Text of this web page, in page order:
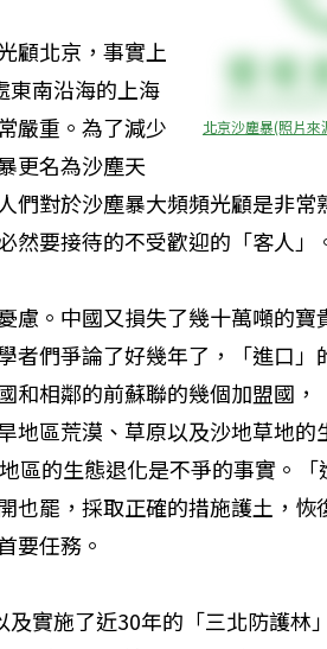
北京沙塵暴(照片來
顧北京，事實上
東南沿海的上海
嚴重。為了減少
更名為沙塵天
們對於沙塵暴大頻頻光顧是非常
然要接待的不受歡迎的「客人」
慮。中國又損失了幾十萬噸的寶
們爭論了好幾年了，「進口」
和相鄰的前蘇聯的幾個加盟國，
地區荒漠、草原以及沙地草地的
區的生態退化是不爭的事實。「
也罷，採取正確的措施護土，恢
要任務。
實施了近30年的「三北防護林